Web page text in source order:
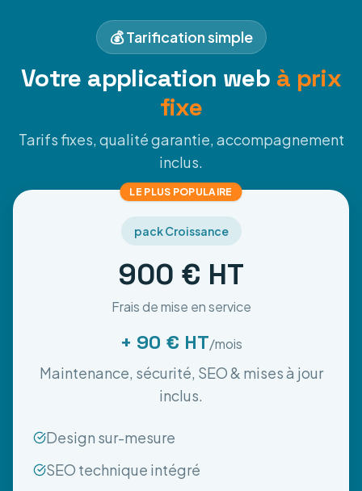
💰 Tarification simple
Votre application web à prix
fixe
Tarifs fixes, qualité garantie, accompagnement
inclus.
LE PLUS POPULAIRE
pack Croissance
900 € HT
Frais de mise en service
+ 90 € HT/mois
Maintenance, sécurité, SEO & mises à jour
inclus.
Design sur-mesure
SEO technique intégré